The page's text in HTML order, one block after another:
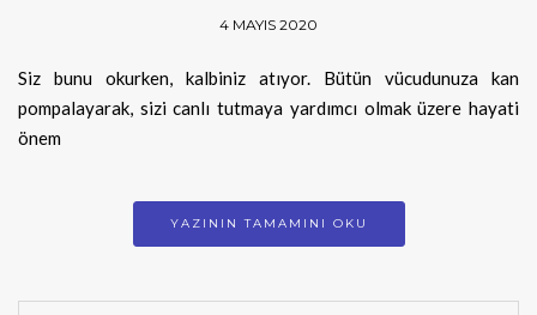
4 MAYIS 2020
Siz bunu okurken, kalbiniz atıyor. Bütün vücudunuza kan
pompalayarak, sizi canlı tutmaya yardımcı olmak üzere hayati
önem
YAZININ TAMAMINI OKU